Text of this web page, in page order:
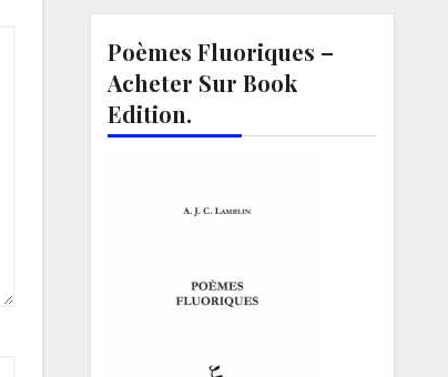
Poèmes Fluoriques –
Acheter Sur Book
Edition.